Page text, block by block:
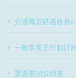
介護職員処遇改善
一般事業主行動計
重要事項説明書